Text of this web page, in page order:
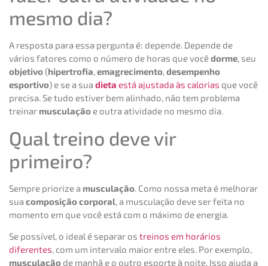
mesmo dia?
A resposta para essa pergunta é: depende. Depende de
vários fatores como o número de horas que vocêdorme, seu
objetivo(hipertrofia,emagrecimento,desempenho
esportivo) e se a sua dieta está ajustada às calorias que você
precisa. Se tudo estiver bem alinhado, não tem problema
treinar musculação e outra atividade no mesmo dia.
Qual treino deve vir
primeiro?
Sempre priorize a musculação. Como nossa meta é melhorar
sua composição corporal, a musculação deve ser feita no
momento em que você está com o máximo de energia.
Se possível, o ideal é separar os treinos em horários
diferentes, com um intervalo maior entre eles. Por exemplo,
musculação de manhã e o outro esporte à noite. Isso ajuda a